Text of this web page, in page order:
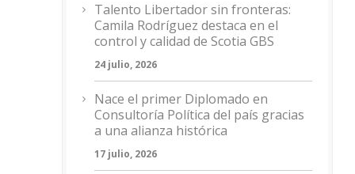
Talento Libertador sin fronteras:
Camila Rodríguez destaca en el
control y calidad de Scotia GBS
24 julio, 2026
Nace el primer Diplomado en
Consultoría Política del país gracias
a una alianza histórica
17 julio, 2026